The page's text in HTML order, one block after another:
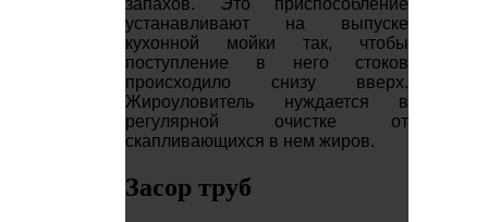
устанавливают на выпуске
кухонной мойки так, чтобы
поступление в него стоков
происходило снизу вверх.
Жироуловитель нуждается в
регулярной очистке от
скапливающихся в нем жиров.
Засор труб